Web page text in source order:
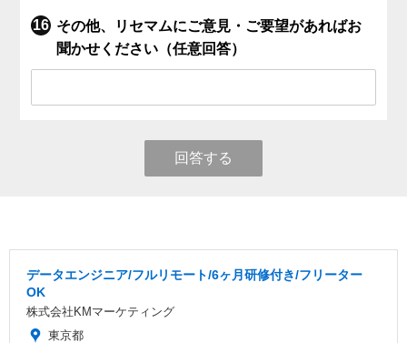
その他、リセマムにご意見・ご要望があればお
聞かせください（任意回答）
回答する
データエンジニア/フルリモート/6ヶ月研修付き/フリーター
OK
株式会社KMマーケティング
東京都